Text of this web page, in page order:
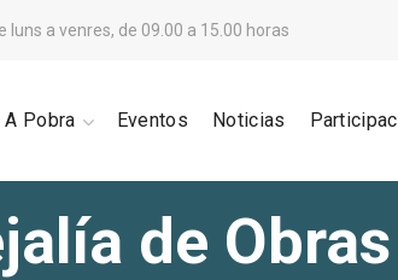
luns a venres, de 09.00 a 15.00 horas
A Pobra Eventos Noticias
de Obras